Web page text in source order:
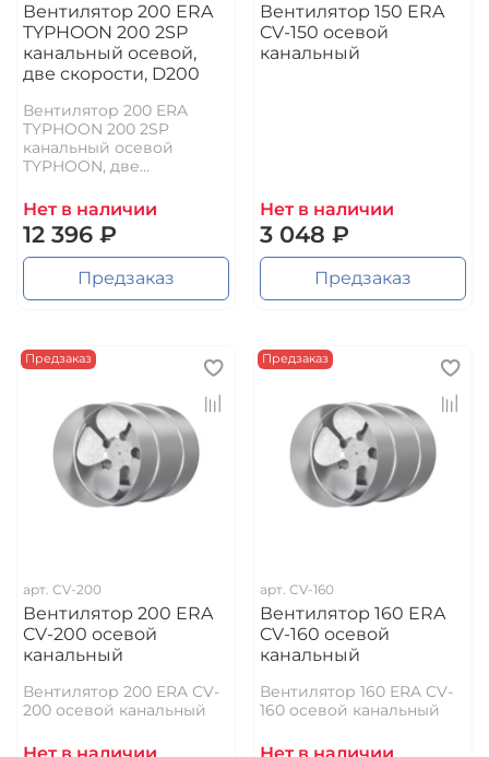
Вентилятор 200 ERA
TYPHOON 200 2SP
канальный осевой,
две скорости, D200
Вентилятор 200 ERA
TYPHOON 200 2SP
канальный осевой
TYPHOON, две...
Нет в наличии
12 396 ₽
Предзаказ
Вентилятор 150 ERA
CV-150 осевой
канальный
Нет в наличии
3 048 ₽
Предзаказ
Предзаказ
арт. CV-200
Вентилятор 200 ERA
CV-200 осевой
канальный
Вентилятор 200 ERA CV-
200 осевой канальный
Предзаказ
арт. CV-160
Вентилятор 160 ERA
CV-160 осевой
канальный
Вентилятор 160 ERA CV-
160 осевой канальный